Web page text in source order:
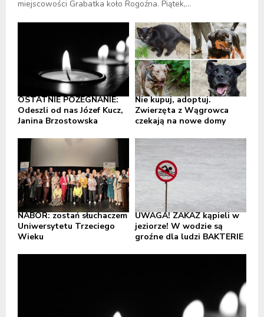
miejscowości Grabatka koło Rogoźna. Piątek,...
OSTATNIE POŻEGNANIE:
Odeszli od nas Józef Kucz,
Janina Brzostowska
Nie kupuj, adoptuj.
Zwierzęta z Wągrowca
czekają na nowe domy
NABÓR: zostań słuchaczem
Uniwersytetu Trzeciego
Wieku
UWAGA! ZAKAZ kąpieli w
jeziorze! W wodzie są
groźne dla ludzi BAKTERIE